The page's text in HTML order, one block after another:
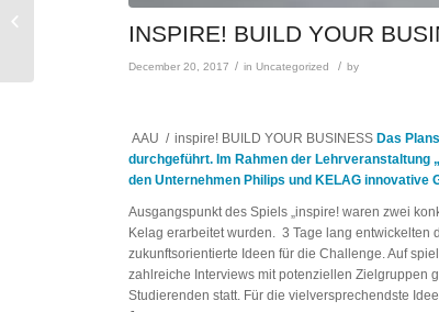
INSPIRE! BUILD YOUR
December 20, 2017 / inUncategorized / by
AAU / inspire! BUILD YOUR BUSINESS Das
durchgeführt. Im Rahmen der
den Unternehmen Philips und KELAG innovative
Ausgangspunkt des Spiels „inspire! waren zwei
Kelag erarbeitet wurden. 3 Tage lang entwickelten
zukunftsorientierte Ideen für die Challenge. Auf
zahlreiche Interviews mit potenziellen Zielgruppen
Studierenden statt. Für die vielversprechendste
WWF: Programme
Officer Klima & Energie